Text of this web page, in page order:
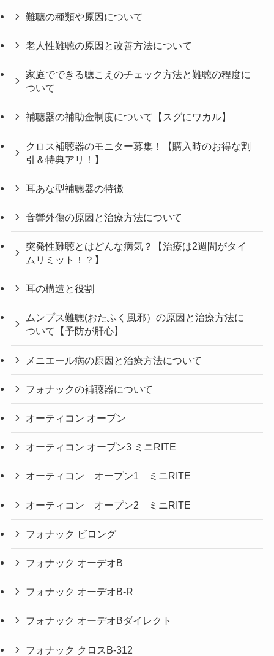
難聴の種類や原因について
老人性難聴の原因と改善方法について
家庭でできる聴こえのチェック方法と難聴の程度に
ついて
補聴器の補助金制度について【スグにワカル】
クロス補聴器のモニター募集！【購入時のお得な割
引＆特典アリ！】
耳あな型補聴器の特徴
音響外傷の原因と治療方法について
突発性難聴とはどんな病気？【治療は2週間がタイ
ムリミット！？】
耳の構造と役割
ムンプス難聴(おたふく風邪）の原因と治療方法に
ついて【予防が肝心】
メニエール病の原因と治療方法について
フォナックの補聴器について
オーティコン オープン
オーティコン オープン3 ミニRITE
オーティコン オープン1 ミニRITE
オーティコン オープン2 ミニRITE
フォナック ビロング
フォナック オーデオB
フォナック オーデオB-R
フォナック オーデオBダイレクト
フォナック クロスB-312